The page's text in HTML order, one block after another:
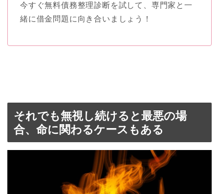
今すぐ無料債務整理診断を試して、専門家と一
緒に借金問題に向き合いましょう！
それでも無視し続けると最悪の場
合、命に関わるケースもある